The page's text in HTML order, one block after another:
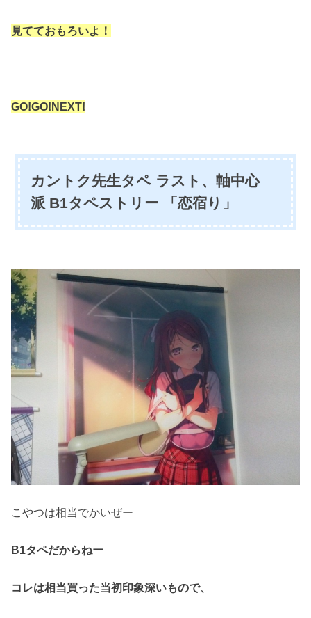
見てておもろいよ！
GO!GO!NEXT!
カントク先生タペ ラスト、軸中心
派 B1タペストリー 「恋宿り」
こやつは相当でかいぜー
B1タペだからねー
コレは相当買った当初印象深いもので、